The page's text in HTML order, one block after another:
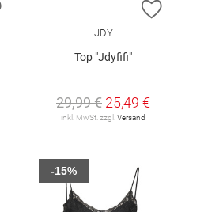
ZUR WUNSCHLISTE HINZUFÜGEN
ZUR
JDY
Top "Jdyfifi"
29,99 € 25,49 €
inkl. MwSt. zzgl. Versand
-15%